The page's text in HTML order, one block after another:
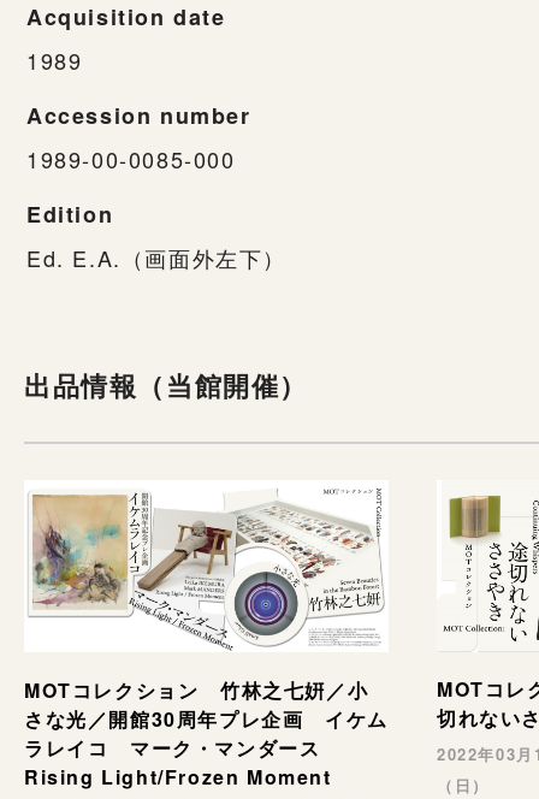
Acquisition date
1989
Accession number
1989-00-0085-000
Edition
Ed. E.A.（画面外左下）
出品情報（当館開催）
MOTコレクション 竹林之七姸／小
さな光／開館30周年プレ企画 イケム
ラレイコ マーク・マンダース
Rising Light/Frozen Moment
MOTコレ
切れない
2022年03
（日）